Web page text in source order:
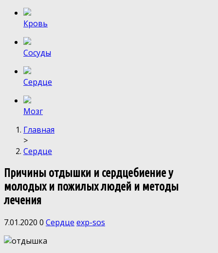
Кровь
Сосуды
Сердце
Мозг
Главная
>
Сердце
Причины отдышки и сердцебиение у
молодых и пожилых людей и методы
лечения
7.01.2020 0 Сердце exp-sos